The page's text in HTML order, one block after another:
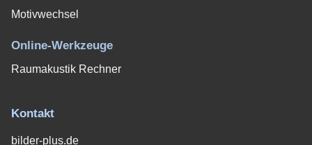
Motivwechsel
Online-Werkzeuge
Raumakustik Rechner
Kontakt
bilder-plus.de